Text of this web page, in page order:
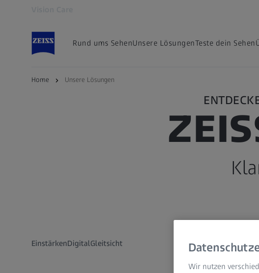
Rund ums SehenUnsere LösungenTeste dein Sehen
Home Unsere Lösungen
EinstärkenDigitalGleitsicht
Wir nutzen